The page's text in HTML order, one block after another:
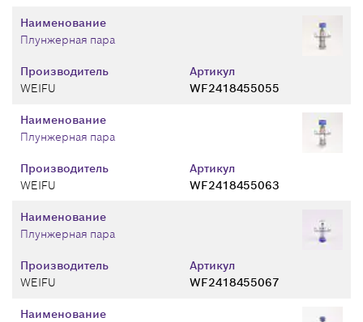
Производитель
WEIFU
Артикул
WF2418455055
Наименование
Плунжерная пара
Производитель
WEIFU
Артикул
WF2418455063
Наименование
Плунжерная пара
Производитель
WEIFU
Артикул
WF2418455067
Наименование
Плунжерная пара
Наименование